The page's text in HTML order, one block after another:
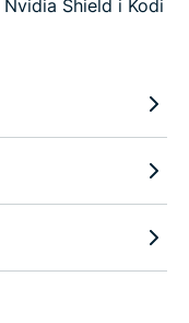
Shield i Kodi